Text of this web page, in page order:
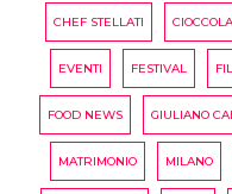
CHEF STELLATI
EVENTI FESTIVAL
FOOD NEWS GIULIANO
MATRIMONIO MILANO